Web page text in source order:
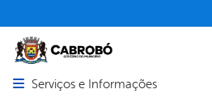
Abrir menu principal de navegação
Serviços e Informações